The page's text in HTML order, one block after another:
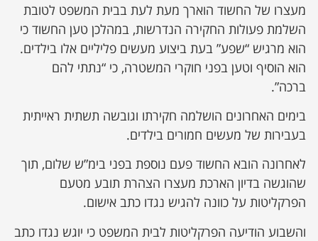
מעצרו של החשוד הוארך מעת לעת בבית המשפט לטובת
השלמת פעולות החקירה הנדרשות, במהלכן טען החשוד כי
הוא מרגיש “שפע” בעת ביצוע מעשים פליליים אלו בילדים.
הוא הוסיף וטען בפני חוקרי המשטרה, כי “נתתי להם
ברכה”.
בימים האחרונים הושלמה חקירתו וגובשה תשתית ראייתית
בעבירות של מעשים חמורים בילדים.
לאחרונה הובא החשוד פעם נוספת בפני בימ”ש שלום, תוך
שהוגשה בדיון הארכת מעצרו הצהרת תובע מטעם
הפרקליטות על כוונה להגיש נגדו כתב אישום.
והשבוע הודיעה הפרקליטות לבית המשפט כי יוגש נגדו כתב